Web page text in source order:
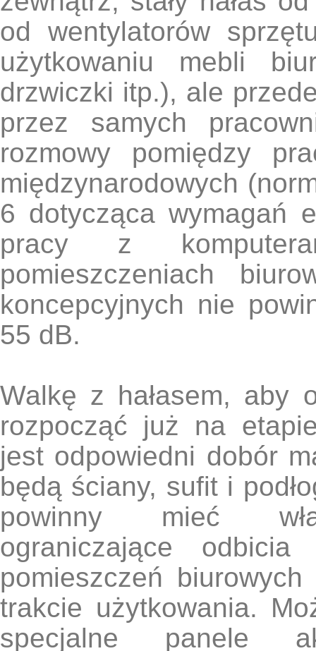
od wentylatorów
użytkowaniu mebli
drzwiczki itp.), ale
przez samych
rozmowy pomiędzy
międzynarodowych
6 dotycząca wymagań
pracy z
pomieszczeniach
koncepcyjnych nie
55 dB.
Walkę z hałasem, aby
rozpocząć już na
jest odpowiedni dobór
będą ściany, sufit i
powinny mieć
ograniczające
pomieszczeń
trakcie użytkowania.
specjalne panele